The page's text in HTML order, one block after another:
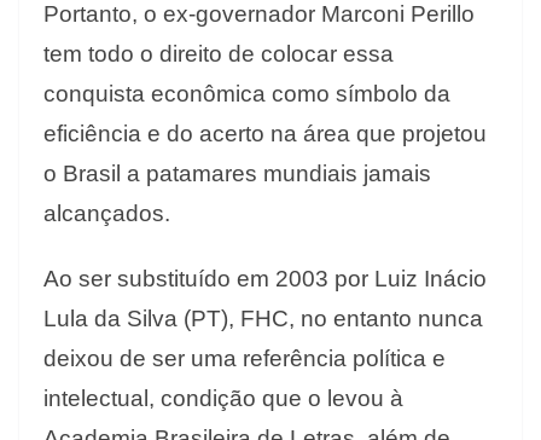
Portanto, o ex-governador Marconi Perillo
tem todo o direito de colocar essa
conquista econômica como símbolo da
eficiência e do acerto na área que projetou
o Brasil a patamares mundiais jamais
alcançados.
Ao ser substituído em 2003 por Luiz Inácio
Lula da Silva (PT), FHC, no entanto nunca
deixou de ser uma referência política e
intelectual, condição que o levou à